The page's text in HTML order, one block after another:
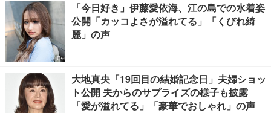
「今日好き」伊藤愛依海、江の島での水着姿
公開「カッコよさが溢れてる」「くびれ綺
麗」の声
大地真央「19回目の結婚記念日」夫婦ショッ
ト公開 夫からのサプライズの様子も披露
「愛が溢れてる」「豪華でおしゃれ」の声